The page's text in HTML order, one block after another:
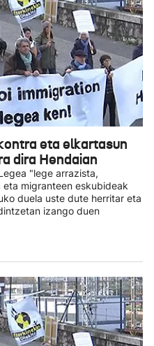
eta elkartasun
dira Hendaian
"lege arrazista,
migranteen eskubideak
duela uste dute herritar eta
izango duen